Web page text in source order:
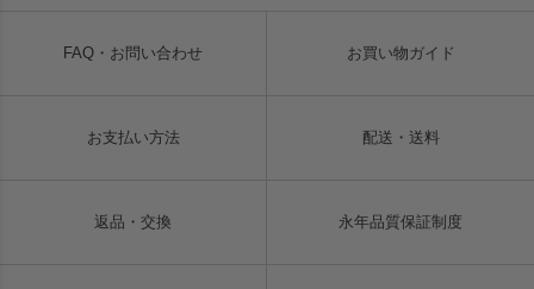
FAQ・お問い合わせ お買い物ガイド
お支払い方法 配送・送料
返品・交換 永年品質保証制度